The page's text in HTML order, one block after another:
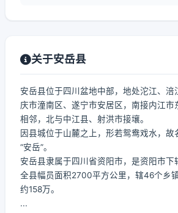
关于安岳县
安岳县位于四川盆地中部，地处沱江、涪
庆市潼南区、遂宁市安居区，南接内江市
相邻，北与中江县、射洪市接壤。
因县城位于山麓之上，形若鸳鸯戏水，故
“安岳”。
安岳县隶属于四川省资阳市，是资阳市下
全县幅员面积2700平方公里，辖46个乡
约158万。
...